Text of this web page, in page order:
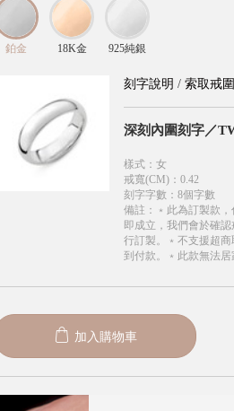
鉑金 18K金 925純銀
刻字說明 / 索取戒
深刻內圍刻字／
樣式 ： 女
戒寬(CM) ： 0.42
刻字字數 ： 8個字數
備註 ：
﹡此為訂製款
即成立，我們會於確
行訂製。﹡不支援超
到付款。﹡此款無法居
加入購物車